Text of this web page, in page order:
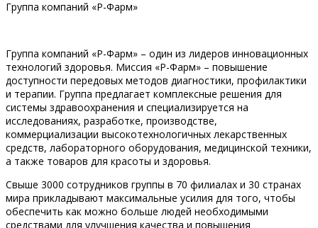
Группа компаний «Р-Фарм»
Группа компаний «Р-Фарм» – один из лидеров инновационных
технологий здоровья. Миссия «Р-Фарм» – повышение
доступности передовых методов диагностики, профилактики
и терапии. Группа предлагает комплексные решения для
системы здравоохранения и специализируется на
исследованиях, разработке, производстве,
коммерциализации высокотехнологичных лекарственных
средств, лабораторного оборудования, медицинской техники,
а также товаров для красоты и здоровья.
Свыше 3000 сотрудников группы в 70 филиалах и 30 странах
мира прикладывают максимальные усилия для того, чтобы
обеспечить как можно больше людей необходимыми
средствами для улучшения качества и повышения